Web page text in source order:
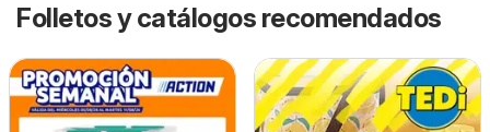
Folletos y catálogos recomendados